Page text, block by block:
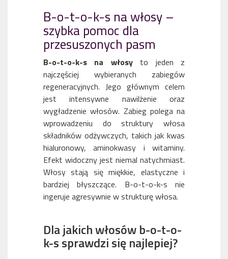
B-o-t-o-k-s na włosy –
szybka pomoc dla
przesuszonych pasm
B-o-t-o-k-s na włosyto jeden z
najczęściej wybieranych zabiegów
regeneracyjnych. Jego głównym celem
jest intensywne nawilżenie oraz
wygładzenie włosów. Zabieg polega na
wprowadzeniu do struktury włosa
składników odżywczych, takich jak kwas
hialuronowy, aminokwasy i witaminy.
Efekt widoczny jest niemal natychmiast.
Włosy stają się miękkie, elastyczne i
bardziej błyszczące. B-o-t-o-k-s nie
ingeruje agresywnie w strukturę włosa.
Dla jakich włosów b-o-t-o-
k-s sprawdzi się najlepiej?